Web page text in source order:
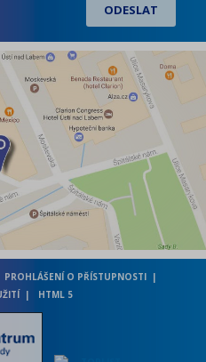
PROHLÁŠENÍ O PŘÍSTUPNOSTI
HTML 5